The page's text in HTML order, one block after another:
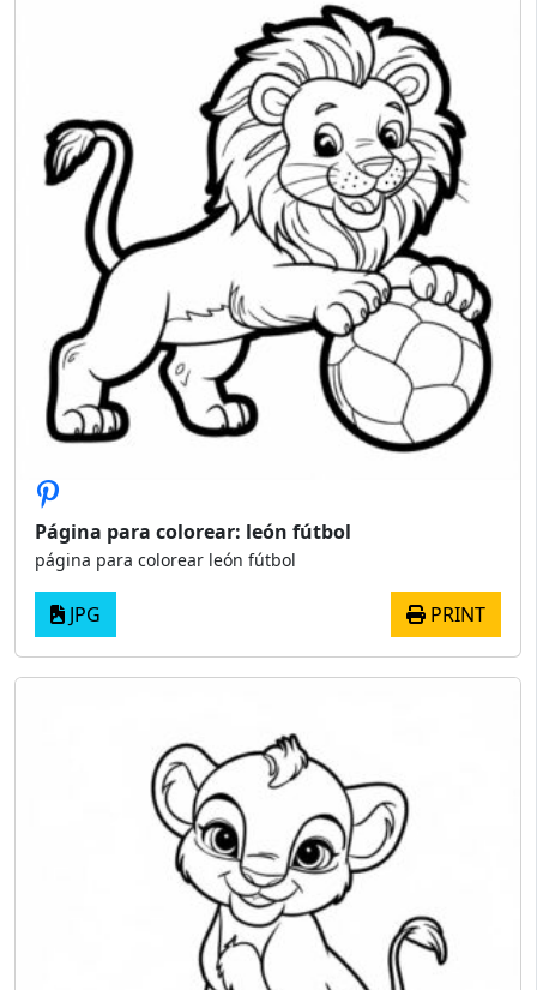
Página para colorear: león fútbol
página para colorear león fútbol
JPG PRINT